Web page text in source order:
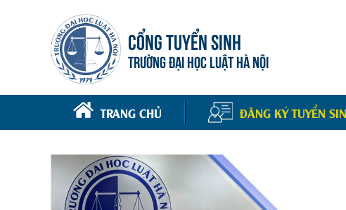
CỔNG TUYỂN SINH
TRƯỜNG ĐẠI HỌC LUẬT HÀ NỘI
TRANG CHỦ ĐĂNG KÝ TUYỂN